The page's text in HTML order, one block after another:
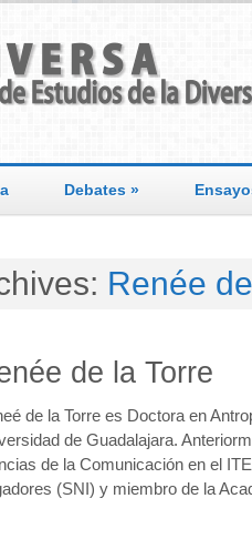
Debates »
Renée
de la Torre
de la Torre es Doctora en
de Guadalajara.
de la Comunicación en el
(SNI) y miembro de la